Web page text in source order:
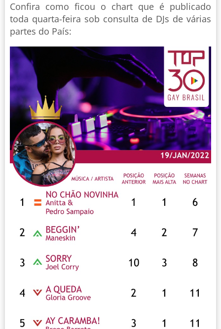
Confira como ficou o chart que é publicado
toda quarta-feira sob consulta de DJs de várias
partes do País: